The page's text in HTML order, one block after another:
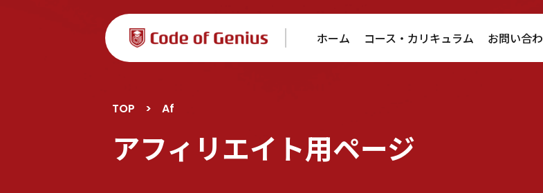
ホーム コース・カリキュラム お問い合
TOP > Af
アフィリエイト用ページ